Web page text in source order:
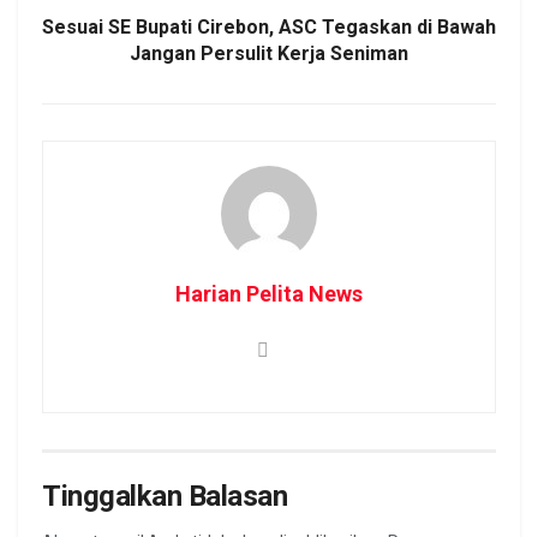
Sesuai SE Bupati Cirebon, ASC Tegaskan di Bawah
Jangan Persulit Kerja Seniman
Harian Pelita News
Tinggalkan Balasan